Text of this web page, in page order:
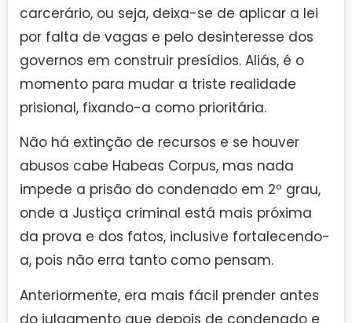
carcerário, ou seja, deixa-se de aplicar a lei
por falta de vagas e pelo desinteresse dos
governos em construir presídios. Aliás, é o
momento para mudar a triste realidade
prisional, fixando-a como prioritária.
Não há extinção de recursos e se houver
abusos cabe Habeas Corpus, mas nada
impede a prisão do condenado em 2º grau,
onde a Justiça criminal está mais próxima
da prova e dos fatos, inclusive fortalecendo-
a, pois não erra tanto como pensam.
Anteriormente, era mais fácil prender antes
do julgamento que depois de condenado e